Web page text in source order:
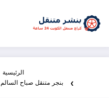
الرئيسية
بنجر متنقل صباح السالم 98577474 خدمة متنقلة 24 ساعة